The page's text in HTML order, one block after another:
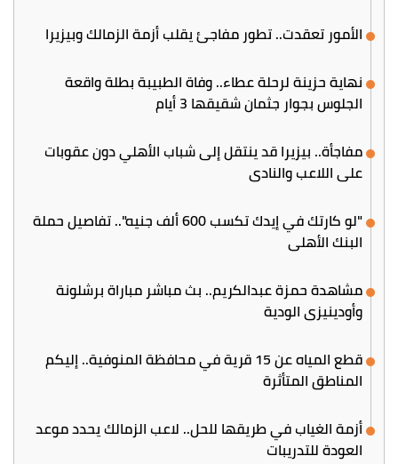
الأمور تعقدت.. تطور مفاجئ يقلب أزمة الزمالك وبيزيرا
نهاية حزينة لرحلة عطاء.. وفاة الطبيبة بطلة واقعة
الجلوس بجوار جثمان شقيقها 3 أيام
مفاجأة.. بيزيرا قد ينتقل إلى شباب الأهلي دون عقوبات
على اللاعب والنادي
"لو كارتك في إيدك تكسب 600 ألف جنيه".. تفاصيل حملة
البنك الأهلي
مشاهدة حمزة عبدالكريم.. بث مباشر مباراة برشلونة
وأودينيزي الودية
قطع المياه عن 15 قرية في محافظة المنوفية.. إليكم
المناطق المتأثرة
أزمة الغياب في طريقها للحل.. لاعب الزمالك يحدد موعد
العودة للتدريبات